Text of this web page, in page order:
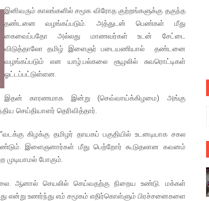
கண்டனப் போராட்டத்திற்கு கலந்துகொள்ளுமாறு
மாணவர்கள் தொடர்பில் நாடாளுமன்றத்தில் பகிரங்க கேள்வி
இலங்கைத் தமிழ் குடும்பம்!! நடந்தது என்ன
இலங்கை பாடலாசிரியர் வெளியிட்ட...
- கொதித்தெழுந்த பிரதேசவாசிகள்!
முதியவருக்கு வழங்கப்பட்ட தண்டனை
அதிரடி உத்தரவு!
இனிவரும் காலங்களில் சமூக விரோத குற்றங்களுக்கு தகுந்த
தண்டனை வழங்கப்படும். அத்துடன் பெண்கள் மீது
கைவைப்பதோ அல்லது மாணவர்கள் உடன் சேட்டை
விடுத்தாலோ தமிழ் இளைஞர் படையணியால் தண்டனை
வழங்கப்படும் என யாழ்.பல்கலை சூழலில் சுவரொட்டிகள்
ஓட்டப்பட்டுள்ளன.
இதன் காரணமாக இன்று (செவ்வாய்க்கிழமை) அங்கு
செய்தியாளர் தெரிவித்தார்.
கிழக்கு தமிழர் தாயகப் பகுதியில் உடனடியாக சகல
இளைஞனார்கள் மீது பெற்றோர் கூடுதலான கவனம்
போகும்.
ஆனால் செயலில் செய்வதற்கு நிறைய உண்டு. மக்கள்
என்று உணர்ந்து எம் சமூகம் எதிர்கொள்ளும் பிரச்சனைகளை